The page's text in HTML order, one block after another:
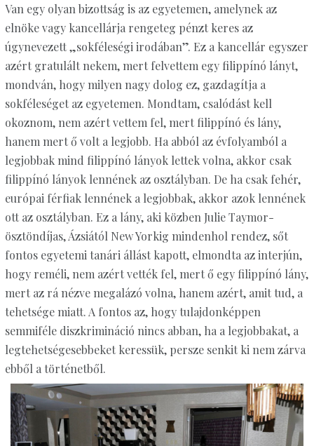
Van egy olyan bizottság is az egyetemen, amelynek az
elnöke vagy kancellárja rengeteg pénzt keres az
úgynevezett „sokféleségi irodában”. Ez a kancellár egyszer
azért gratulált nekem, mert felvettem egy filippínó lányt,
mondván, hogy milyen nagy dolog ez, gazdagítja a
sokféleséget az egyetemen. Mondtam, csalódást kell
okoznom, nem azért vettem fel, mert filippínó és lány,
hanem mert ő volt a legjobb. Ha abból az évfolyamból a
legjobbak mind filippínó lányok lettek volna, akkor csak
filippínó lányok lennének az osztályban. De ha csak fehér,
európai férfiak lennének a legjobbak, akkor azok lennének
ott az osztályban. Ez a lány, aki közben Julie Taymor-
ösztöndíjas, Ázsiától New Yorkig mindenhol rendez, sőt
fontos egyetemi tanári állást kapott, elmondta az interjún,
hogy reméli, nem azért vették fel, mert ő egy filippínó lány,
mert az rá nézve megalázó volna, hanem azért, amit tud, a
tehetsége miatt. A fontos az, hogy tulajdonképpen
semmiféle diszkrimináció nincs abban, ha a legjobbakat, a
legtehetségesebbeket keressük, persze senkit ki nem zárva
ebből a történetből.